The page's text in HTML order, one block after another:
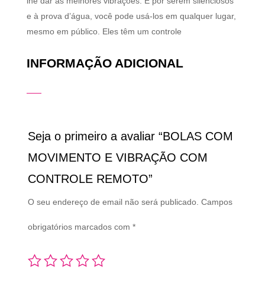
e à prova d’água, você pode usá-los em qualquer lugar,
mesmo em público. Eles têm um controle
INFORMAÇÃO ADICIONAL
Seja o primeiro a avaliar “BOLAS COM
MOVIMENTO E VIBRAÇÃO COM
CONTROLE REMOTO”
O seu endereço de email não será publicado. Campos
obrigatórios marcados com *